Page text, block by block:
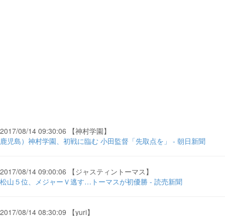
2017/08/14 09:30:06 【神村学園】
鹿児島）神村学園、初戦に臨む 小田監督「先取点を」 - 朝日新聞
2017/08/14 09:00:06 【ジャスティントーマス】
松山５位、メジャーＶ逃す…トーマスが初優勝 - 読売新聞
2017/08/14 08:30:09 【yuri】